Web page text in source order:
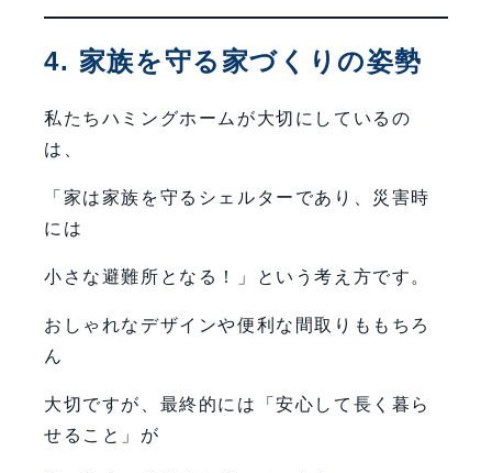
4. 家族を守る家づくりの姿勢
私たちハミングホームが大切にしているの
は、
「家は家族を守るシェルターであり、災害時
には
小さな避難所となる！」という考え方です。
おしゃれなデザインや便利な間取りももちろ
ん
大切ですが、最終的には「安心して長く暮ら
せること」が